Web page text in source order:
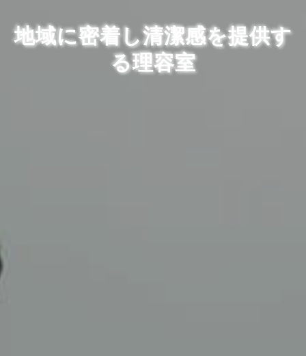
地域に密着し清潔感を提供す
る理容室